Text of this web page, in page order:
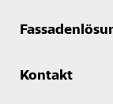
Kontakt